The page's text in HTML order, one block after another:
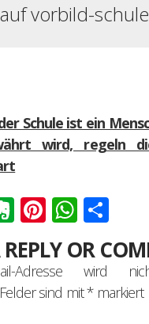
auf vorbild-
Schule ist ein
wird, regeln
Evernote
Pinterest
OR
Adresse wird
sind mit*markiert